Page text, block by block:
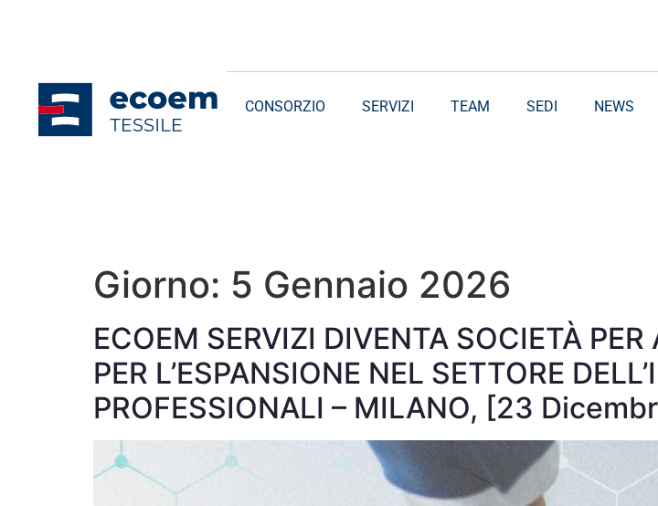
CONSORZIO SERVIZI TEAM SEDI NEWS
Giorno: 5 Gennaio 2026
ECOEM SERVIZI DIVENTA SOCIETÀ
PER L’ESPANSIONE NEL SETTORE
PROFESSIONALI – MILANO, [23